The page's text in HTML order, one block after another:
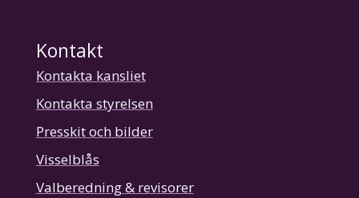
Kontakt
Kontakta kansliet
Kontakta styrelsen
Presskit och bilder
Visselblås
Valberedning & revisorer